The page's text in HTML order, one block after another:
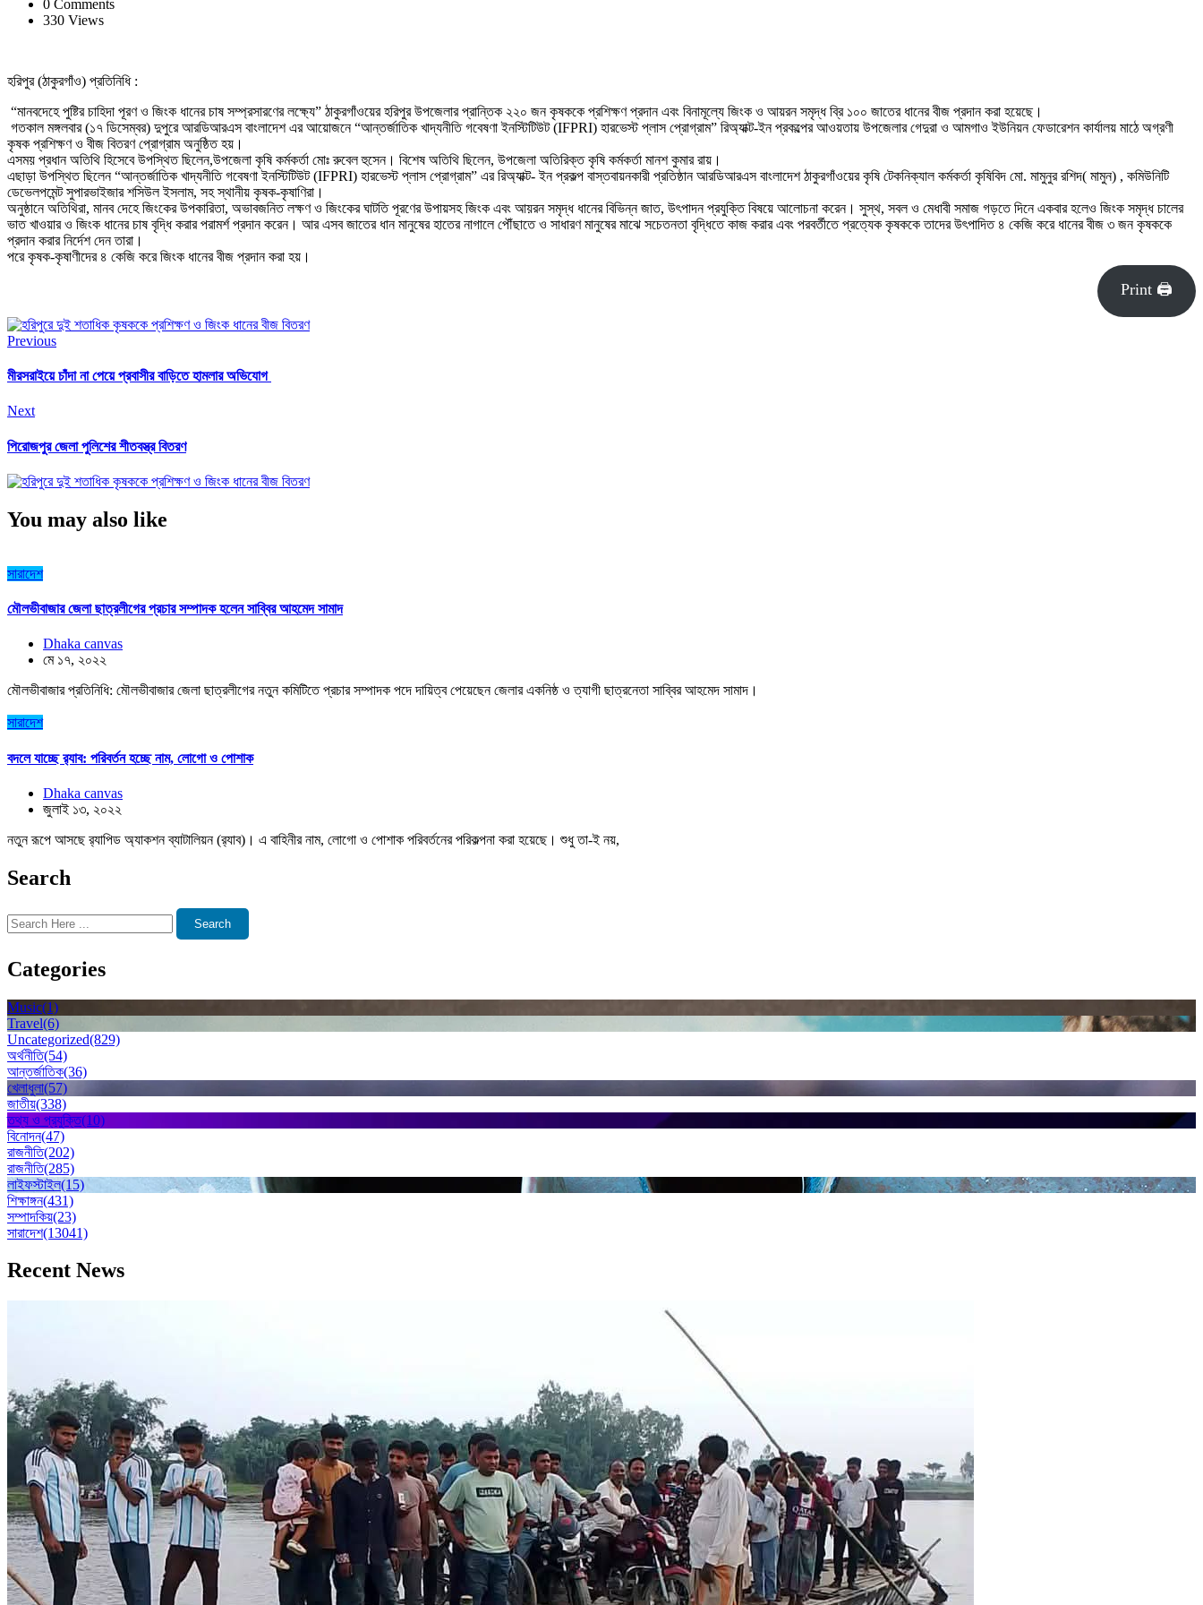
0 Comments
330 Views
হরিপুর (ঠাকুরগাঁও) প্রতিনিধি :
“মানবদেহে পুষ্টির চাহিদা পূরণ ও জিংক ধানের চাষ সম্প্রসারণের লক্ষ্যে” ঠাকুরগাঁওয়ের হরিপুর উপজেলার প্রান্তিক ২২০ জন কৃষককে প্রশিক্ষণ প্রদান এবং বিনামূল্যে জিংক ও আয়রন সমৃদ্ধ ব্রি ১০০ জাতের ধানের বীজ প্রদান করা হয়েছে।
গতকাল মঙ্গলবার (১৭ ডিসেম্বর) দুপুরে আরডিআরএস বাংলাদেশ এর আয়োজনে “আন্তর্জাতিক খাদ্যনীতি গবেষণা ইনস্টিটিউট (IFPRI) হারভেস্ট প্লাস প্রোগ্রাম” রিঅ্যাক্ট-ইন প্রকল্পের আওয়তায় উপজেলার গেদুরা ও আমগাও ইউনিয়ন ফেডারেশন কার্যালয় মাঠে অগ্রণী
কৃষক প্রশিক্ষণ ও বীজ বিতরণ প্রোগ্রাম অনুষ্ঠিত হয়।
এসময় প্রধান অতিথি হিসেবে উপস্থিত ছিলেন,উপজেলা কৃষি কর্মকর্তা মোঃ রুবেল হুসেন। বিশেষ অতিথি ছিলেন, উপজেলা অতিরিক্ত কৃষি কর্মকর্তা মানশ কুমার রায়।
এছাড়া উপস্থিত ছিলেন “আন্তর্জাতিক খাদ্যনীতি গবেষণা ইনস্টিটিউট (IFPRI) হারভেস্ট প্লাস প্রোগ্রাম” এর রিঅ্যাক্ট- ইন প্রকল্প বাস্তবায়নকারী প্রতিষ্ঠান আরডিআরএস বাংলাদেশ ঠাকুরগাঁওয়ের কৃষি টেকনিক্যাল কর্মকর্তা কৃষিবিদ মো. মামুনুর রশিদ( মামুন) , কমিউনিটি
ডেভেলপমেন্ট সুপারভাইজার শসিউল ইসলাম, সহ স্থানীয় কৃষক-কৃষাণিরা।
অনুষ্ঠানে অতিথিরা, মানব দেহে জিংকের উপকারিতা, অভাবজনিত লক্ষণ ও জিংকের ঘাটতি পূরণের উপায়সহ জিংক এবং আয়রন সমৃদ্ধ ধানের বিভিন্ন জাত, উৎপাদন প্রযুক্তি বিষয়ে আলোচনা করেন। সুস্থ, সবল ও মেধাবী সমাজ গড়তে দিনে একবার হলেও জিংক সমৃদ্ধ চালের
ভাত খাওয়ার ও জিংক ধানের চাষ বৃদ্ধি করার পরামর্শ প্রদান করেন। আর এসব জাতের ধান মানুষের হাতের নাগালে পৌঁছাতে ও সাধারণ মানুষের মাঝে সচেতনতা বৃদ্ধিতে কাজ করার এবং পরবর্তীতে প্রত্যেক কৃষককে তাদের উৎপাদিত ৪ কেজি করে ধানের বীজ ৩ জন কৃষককে
প্রদান করার নির্দেশ দেন তারা।
পরে কৃষক-কৃষাণীদের ৪ কেজি করে জিংক ধানের বীজ প্রদান করা হয়।
Print 🖨
Previous
মীরসরাইয়ে চাঁদা না পেয়ে প্রবাসীর বাড়িতে হামলার অভিযোগ
Next
পিরোজপুর জেলা পুলিশের শীতবস্ত্র বিতরণ
You may also like
সারাদেশ
মৌলভীবাজার জেলা ছাত্রলীগের প্রচার সম্পাদক হলেন সাব্বির আহমেদ সামাদ
Dhaka canvas
মে ১৭, ২০২২
মৌলভীবাজার প্রতিনিধি: মৌলভীবাজার জেলা ছাত্রলীগের নতুন কমিটিতে প্রচার সম্পাদক পদে দায়িত্ব পেয়েছেন জেলার একনিষ্ঠ ও ত্যাগী ছাত্রনেতা সাব্বির আহমেদ সামাদ।
সারাদেশ
বদলে যাচ্ছে র‌্যাব: পরিবর্তন হচ্ছে নাম, লোগো ও পোশাক
Dhaka canvas
জুলাই ১৩, ২০২২
নতুন রূপে আসছে র‌্যাপিড অ্যাকশন ব্যাটালিয়ন (র‌্যাব)। এ বাহিনীর নাম, লোগো ও পোশাক পরিবর্তনের পরিকল্পনা করা হয়েছে। শুধু তা-ই নয়,
Search
Search
Categories
Music(1)
Travel(6)
Uncategorized(829)
অর্থনীতি(54)
আন্তর্জাতিক(36)
খেলাধুলা(57)
জাতীয়(338)
তথ্য ও প্রযুক্তি(10)
বিনোদন(47)
রাজনীতি(202)
রাজনীতি(285)
লাইফস্টাইল(15)
শিক্ষাঙ্গন(431)
সম্পাদকিয়(23)
সারাদেশ(13041)
Recent News